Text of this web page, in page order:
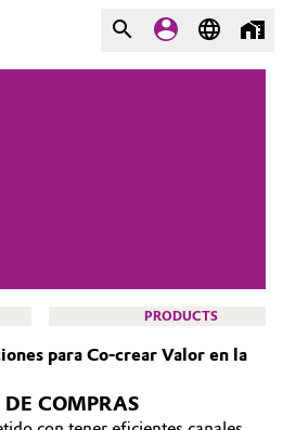
PRODUCTS
para Co-crear Valor en la
COMPRAS